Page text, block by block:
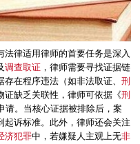
律适用律师的首要任务是深入
调查取证，律师需要寻找证据链
在程序违法（如非法取证、 刑
证缺乏关联性，律师可依据《刑
请。当核心证据被排除后，案
诉标准。此外，律师还会关注
济犯罪中，若嫌疑人主观上无非